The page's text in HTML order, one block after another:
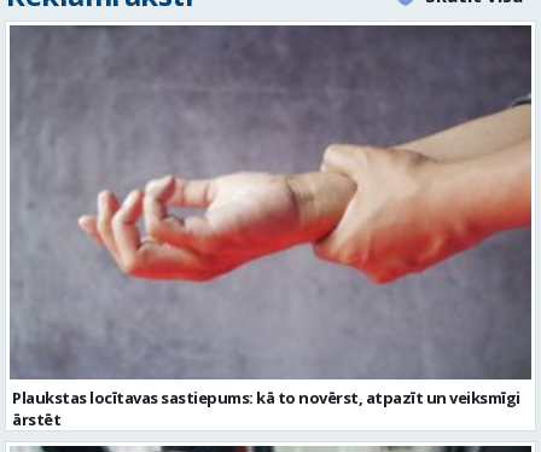
Plaukstas locītavas sastiepums: kā to novērst, atpazīt un veiksmīgi